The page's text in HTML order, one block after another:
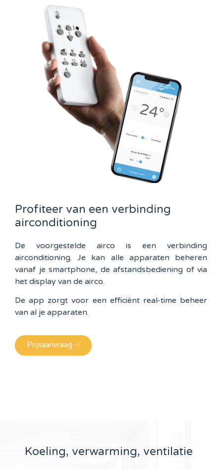
Profiteer van een verbinding
airconditioning
De voorgestelde airco is een verbinding
airconditioning. Je kan alle apparaten beheren
vanaf je smartphone, de afstandsbediening of via
het display van de airco.
De app zorgt voor een efficiënt real-time beheer
van al je apparaten.
Prijsaanvraag
Koeling, verwarming, ventilatie